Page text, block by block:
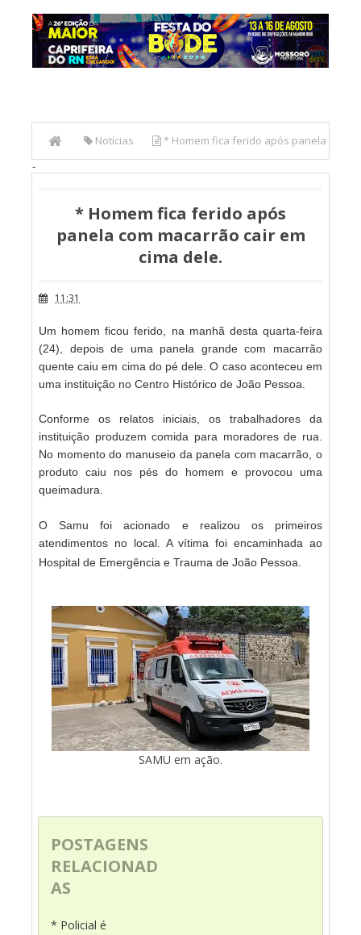
Notícias * Homem fica ferido após panela
com macarrão cair em cima dele.
-
* Homem fica ferido após
panela com macarrão cair em
cima dele.
11:31
Um homem ficou ferido, na manhã desta quarta-feira
(24), depois de uma panela grande com macarrão
quente caiu em cima do pé dele. O caso aconteceu em
uma instituição no Centro Histórico de João Pessoa.
Conforme os relatos iniciais, os trabalhadores da
instituição produzem comida para moradores de rua.
No momento do manuseio da panela com macarrão, o
produto caiu nos pés do homem e provocou uma
queimadura.
O Samu foi acionado e realizou os primeiros
atendimentos no local. A vítima foi encaminhada ao
Hospital de Emergência e Trauma de João Pessoa.
SAMU em ação.
POSTAGENS
RELACIONAD
AS
* Policial é